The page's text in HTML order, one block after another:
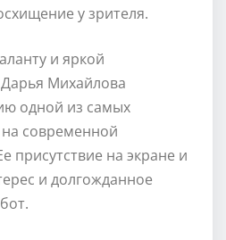
у зрителя.
и яркой
Михайлова
одной из самых
современной
присутствие на экране и
и долгожданное